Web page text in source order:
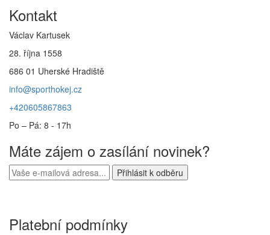
Kontakt
Václav Kartusek
28. října 1558
686 01 Uherské Hradiště
info@sporthokej.cz
+420605867863
Po – Pá: 8 - 17h
Máte zájem o zasílání novinek?
Platební podmínky